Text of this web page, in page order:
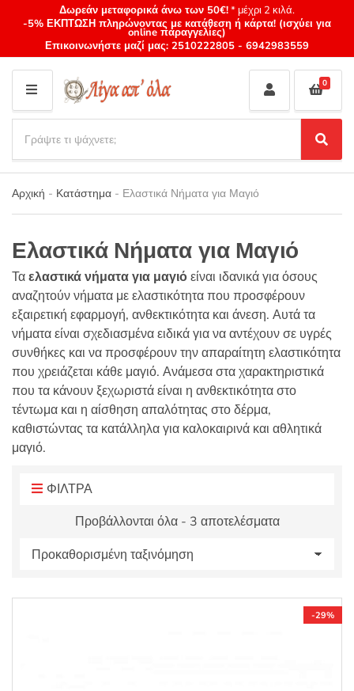
Δωρεάν μεταφορικά άνω των 50€!* μέχρι 2 κιλά.
-5% ΕΚΠΤΩΣΗ πληρώνοντας με κατάθεση ή κάρτα! (ισχύει για
online παραγγελίες)
Επικοινωνήστε μαζί μας: 2510222805 - 6942983559
M
E
N
U
Category
name
a
r
c
h
r
d
u
c
t
s
:
S
e
a
c
0
Αρχική - Κατάστημα - Ελαστικά Νήματα για Μαγιό
Ελαστικά Νήματα για Μαγιό
Ταελαστικά νήματα για μαγιόείναι ιδανικά για όσους
αναζητούν νήματα με ελαστικότητα που προσφέρουν
εξαιρετική εφαρμογή, ανθεκτικότητα και άνεση. Αυτά τα
νήματα είναι σχεδιασμένα ειδικά για να αντέχουν σε υγρές
συνθήκες και να προσφέρουν την απαραίτητη ελαστικότητα
που χρειάζεται κάθε μαγιό. Ανάμεσα στα χαρακτηριστικά
που τα κάνουν ξεχωριστά είναι η ανθεκτικότητα στο
τέντωμα και η αίσθηση απαλότητας στο δέρμα,
καθιστώντας τα κατάλληλα για καλοκαιρινά και αθλητικά
μαγιό.
ΦΙΛΤΡΑ
Προβάλλονται όλα - 3 αποτελέσματα
-29%